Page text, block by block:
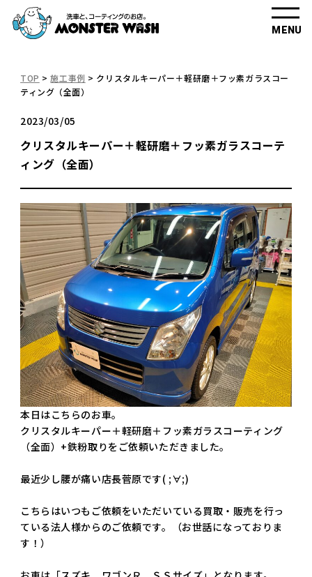
MENU
TOP >施工事例 > クリスタルキーパー＋軽研磨＋フッ素ガラスコー
ティング（全面）
2023/03/05
クリスタルキーパー＋軽研磨＋フッ素ガラスコーテ
ィング（全面）
本日はこちらのお車。
クリスタルキーパー＋軽研磨＋フッ素ガラスコーティング
（全面）+鉄粉取りをご依頼いただきました。
最近少し腰が痛い店長菅原です( ;∀;)
こちらはいつもご依頼をいただいている買取・販売を行っ
ている法人様からのご依頼です。（お世話になっておりま
す！）